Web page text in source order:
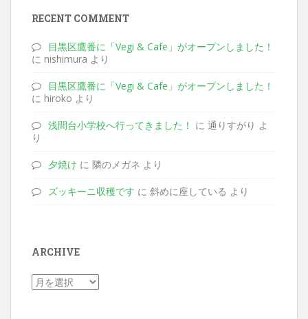
RECENT COMMENT
目黒区鷹番に「Vegi & Cafe」がオープンしました！
に nishimura より
目黒区鷹番に「Vegi & Cafe」がオープンしました！
に hiroko より
浅間台小学校へ行ってきました！ に 通りすがり よ
り
夕焼け に 隣のメガネ より
ズッキーニ収穫です に 斜めに座している より
ARCHIVE